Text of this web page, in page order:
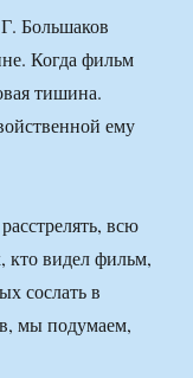
Большаков
Когда фильм
тишина.
ему
всю
кто видел фильм,
сослать в
мы подумаем,